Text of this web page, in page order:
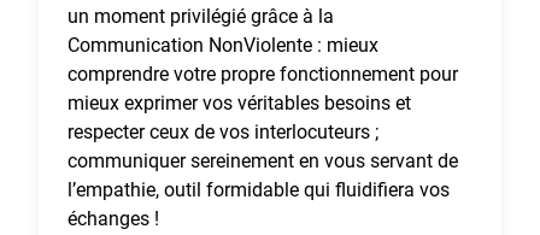
un moment privilégié grâce à la
Communication NonViolente : mieux
comprendre votre propre fonctionnement pour
mieux exprimer vos véritables besoins et
respecter ceux de vos interlocuteurs ;
communiquer sereinement en vous servant de
l’empathie, outil formidable qui fluidifiera vos
échanges !